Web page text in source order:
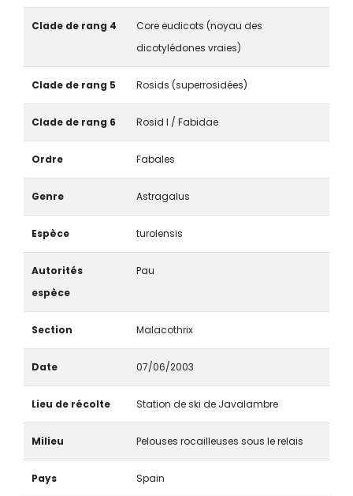
Clade de rang 4
Core eudicots (noyau des
dicotylédones vraies)
Clade de rang 5 Rosids (superrosidées)
Clade de rang 6 Rosid I / Fabidae
Ordre Fabales
Genre Astragalus
Espèce turolensis
Autorités
espèce
Pau
Section Malacothrix
Date 07/06/2003
Lieu de récolte Station de ski de Javalambre
Milieu Pelouses rocailleuses sous le relais
Pays Spain